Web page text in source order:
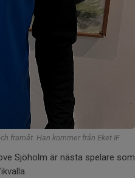
framåt. Han kommer från Eket IF.
Sjöholm är nästa spelare som